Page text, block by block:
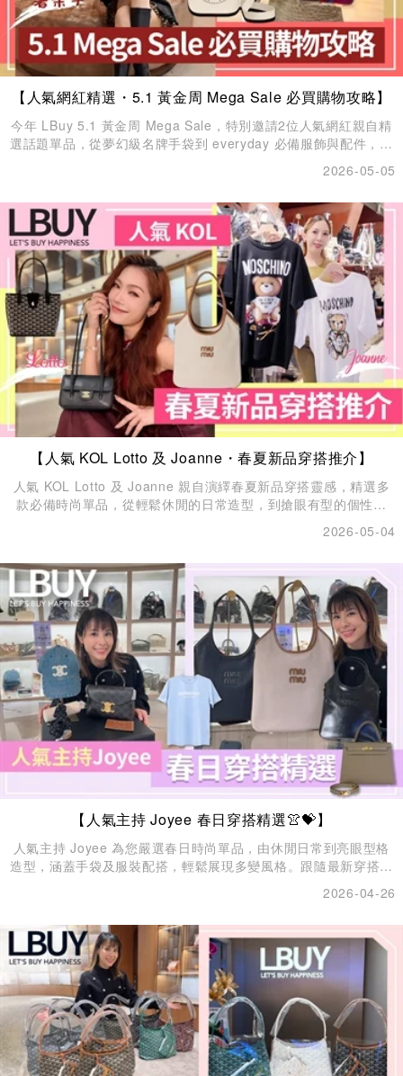
【人氣網紅精選・5.1 黃金周 Mega Sale 必買購物攻略】
今年 LBuy 5.1 黃金周​ Mega Sale，特別邀請2位人氣網紅親自精
選話題單品，從夢幻級名牌手袋到 everyday 必備服飾與配件，全
2026-05-05
【人氣 KOL Lotto 及 Joanne・春夏新品穿搭推介】
人氣 KOL Lotto 及 Joanne 親自演繹春夏新品穿搭靈感，精選多
款必備時尚單品，從輕鬆休閒的日常造型，到搶眼有型的個性搭
緊貼最新穿搭趨勢，打造專屬個人態度，自信演繹您的春夏時尚✨
2026-05-04
【人氣主持 Joyee 春日穿搭精選👚💝】
人氣主持 Joyee 為您嚴選春日時尚單品，由休閒日常到亮眼型格
造型，涵蓋手袋及服裝配搭，輕鬆展現多變風格。跟隨最新穿搭靈
2026-04-26